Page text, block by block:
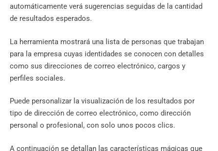
automáticamente verá sugerencias seguidas de la cantidad
de resultados esperados.
La herramienta mostrará una lista de personas que trabajan
para la empresa cuyas identidades se conocen con detalles
como sus direcciones de correo electrónico, cargos y
perfiles sociales.
Puede personalizar la visualización de los resultados por
tipo de dirección de correo electrónico, como dirección
personal o profesional, con solo unos pocos clics.
A continuación se detallan las características mágicas que